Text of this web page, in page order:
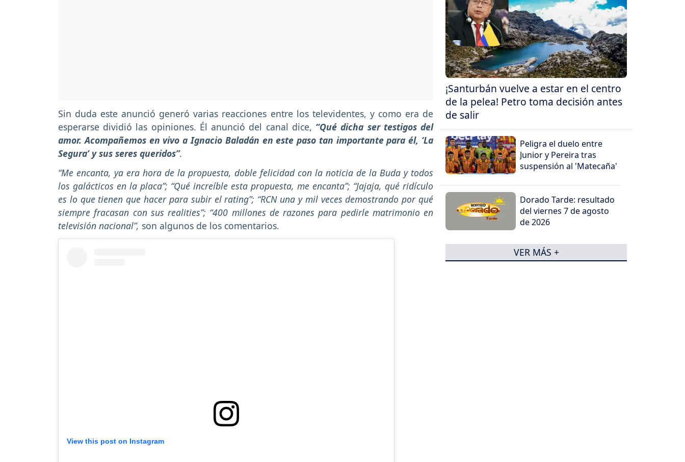
Sin duda este anunció generó varias reacciones entre los televidentes, y como era de
esperarse dividió las opiniones. Él anunció del canal dice, “Qué dicha ser testigos del
amor. Acompañemos en vivo a Ignacio Baladán en este paso tan importante para él, ‘La
Segura’ y sus seres queridos”.
“Me encanta, ya era hora de la propuesta, doble felicidad con la noticia de la Buda y todos
los galácticos en la placa”; “Qué increíble esta propuesta, me encanta”; “Jajaja, qué ridículo
es lo que tienen que hacer para subir el rating”; “RCN una y mil veces demostrando por qué
siempre fracasan con sus realities”; “400 millones de razones para pedirle matrimonio en
televisión nacional”, son algunos de los comentarios.
View this post on Instagram
¡Santurbán vuelve a estar en el centro
de la pelea! Petro toma decisión antes
de salir
Peligra el duelo entre
Junior y Pereira tras
suspensión al 'Matecaña'
Dorado Tarde: resultado
del viernes 7 de agosto
de 2026
VER MÁS +